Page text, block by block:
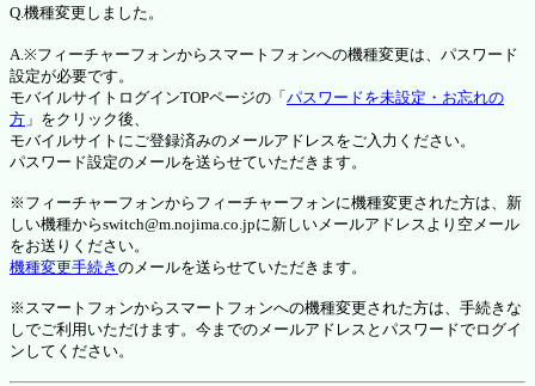
Q.機種変更しました。
A.※フィーチャーフォンからスマートフォンへの機種変更は、パスワード
設定が必要です。
モバイルサイトログインTOPページの「 パスワードを未設定・お忘れの
方 」をクリック後、
モバイルサイトにご登録済みのメールアドレスをご入力ください。
パスワード設定のメールを送らせていただきます。
※フィーチャーフォンからフィーチャーフォンに機種変更された方は、新
しい機種からswitch@m.nojima.co.jpに新しいメールアドレスより空メール
をお送りください。
機種変更手続き のメールを送らせていただきます。
※スマートフォンからスマートフォンへの機種変更された方は、手続きな
しでご利用いただけます。今までのメールアドレスとパスワードでログイ
ンしてください。